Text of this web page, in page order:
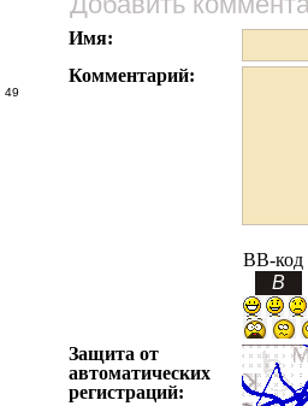
49
Имя:
Комментарий:
BB-код
Защита от
автоматических
регистраций: